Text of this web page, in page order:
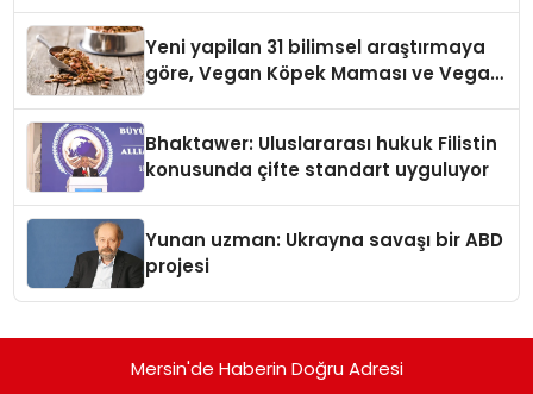
Yeni yapilan 31 bilimsel araştırmaya
göre, Vegan Köpek Maması ve Vegan
Bhaktawer: Uluslararası hukuk Filistin
konusunda çifte standart uyguluyor
Yunan uzman: Ukrayna savaşı bir ABD
projesi
Mersin'de Haberin Doğru Adresi